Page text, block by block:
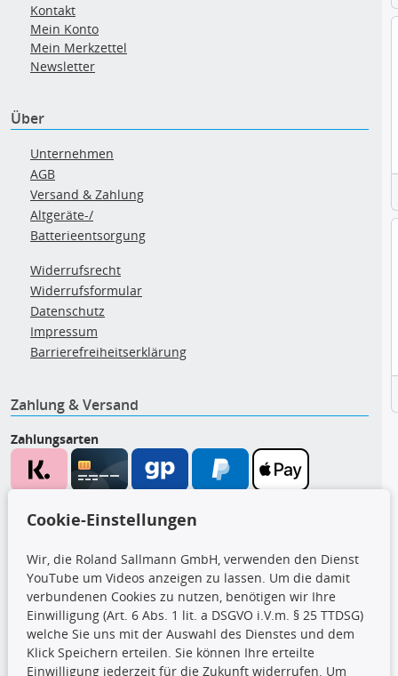
Kontakt
Mein Konto
Mein Merkzettel
Newsletter
Über
Unternehmen
AGB
Versand & Zahlung
Altgeräte-/
Batterieentsorgung
Widerrufsrecht
Widerrufsformular
Datenschutz
Impressum
Barrierefreiheitserklärung
Zahlung & Versand
Zahlungsarten
CARAT Gruppe
Cookie-Einstellungen
Wir, die Roland Sallmann GmbH, verwenden den Dienst
YouTube um Videos anzeigen zu lassen. Um die damit
verbundenen Cookies zu nutzen, benötigen wir Ihre
Einwilligung (Art. 6 Abs. 1 lit. a DSGVO i.V.m. § 25 TTDSG)
welche Sie uns mit der Auswahl des Dienstes und dem
Klick Speichern erteilen. Sie können Ihre erteilte
Einwilligung jederzeit für die Zukunft widerrufen. Um